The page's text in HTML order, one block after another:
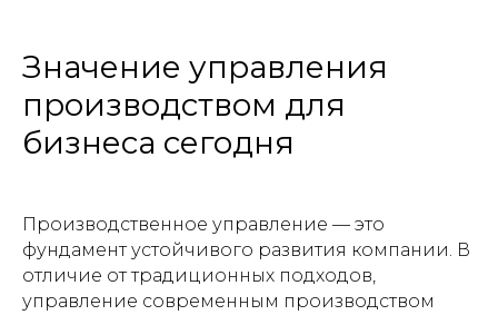
Значение управления
производством для
бизнеса сегодня
Производственное управление — это
фундамент устойчивого развития компании. В
отличие от традиционных подходов,
управление современным производством